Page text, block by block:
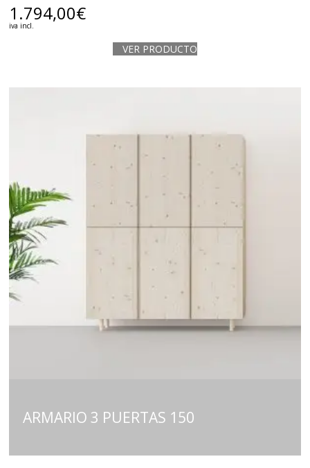
1.794,00€
iva incl.
VER PRODUCTO
ARMARIO 3 PUERTAS 150